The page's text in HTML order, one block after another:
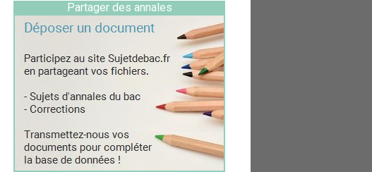
Partager des annales